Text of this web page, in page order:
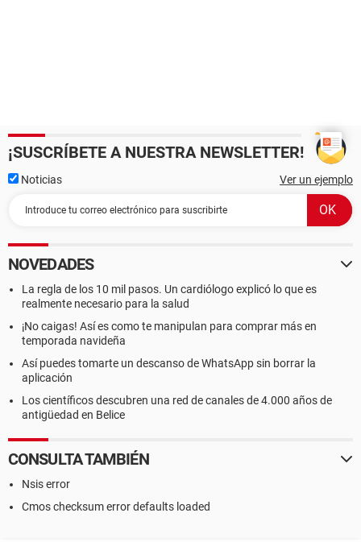
¡SUSCRÍBETE A NUESTRA NEWSLETTER!
Noticias Ver un ejemplo
NOVEDADES
La regla de los 10 mil pasos. Un cardiólogo explicó lo que es
realmente necesario para la salud
¡No caigas! Así es como te manipulan para comprar más en
temporada navideña
Así puedes tomarte un descanso de WhatsApp sin borrar la
aplicación
Los científicos descubren una red de canales de 4.000 años de
antigüedad en Belice
CONSULTA TAMBIÉN
Nsis error
Cmos checksum error defaults loaded